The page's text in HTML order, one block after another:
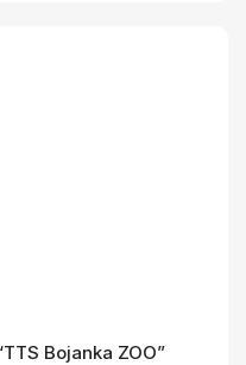
Bojanka ZOO”